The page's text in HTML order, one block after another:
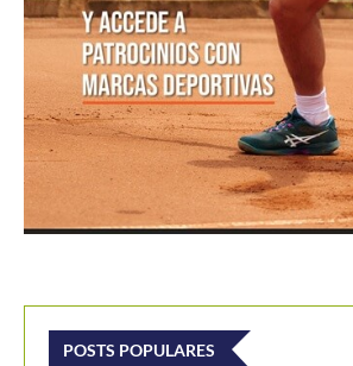
POSTS POPULARES